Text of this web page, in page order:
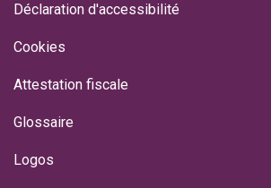
Déclaration d'accessibilité
Cookies
Attestation fiscale
Glossaire
Logos